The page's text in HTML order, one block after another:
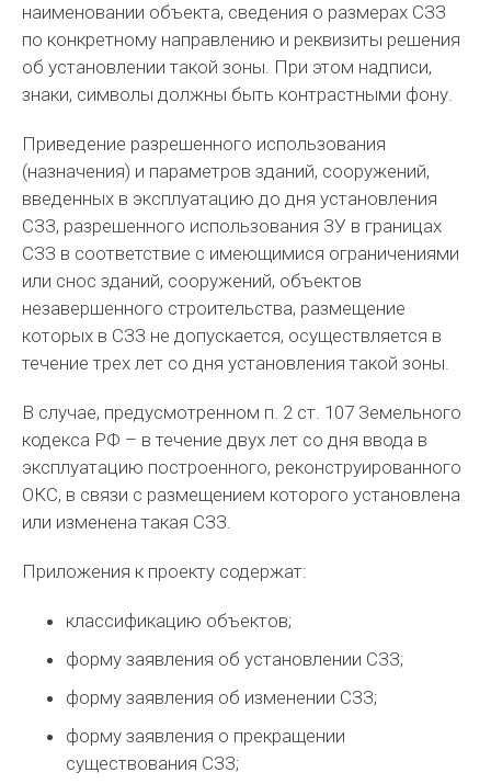
наименовании объекта, сведения о размерах СЗЗ
по конкретному направлению и реквизиты решения
об установлении такой зоны. При этом надписи,
знаки, символы должны быть контрастными фону.
Приведение разрешенного использования
(назначения) и параметров зданий, сооружений,
введенных в эксплуатацию до дня установления
СЗЗ, разрешенного использования ЗУ в границах
СЗЗ в соответствие с имеющимися ограничениями
или снос зданий, сооружений, объектов
незавершенного строительства, размещение
которых в СЗЗ не допускается, осуществляется в
течение трех лет со дня установления такой зоны.
В случае, предусмотренном п. 2 ст. 107 Земельного
кодекса РФ – в течение двух лет со дня ввода в
эксплуатацию построенного, реконструированного
ОКС, в связи с размещением которого установлена
или изменена такая СЗЗ.
Приложения к проекту содержат:
классификацию объектов;
форму заявления об установлении СЗЗ;
форму заявления об изменении СЗЗ;
форму заявления о прекращении
существования СЗЗ;